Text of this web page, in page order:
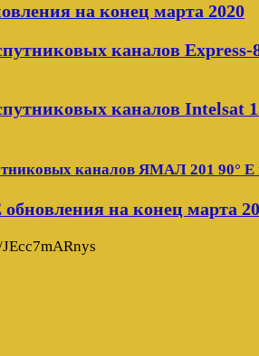
на конец марта 2020
каналов Express-
каналов Intelsat
каналов ЯМАЛ 201 90° E
обновления на конец марта